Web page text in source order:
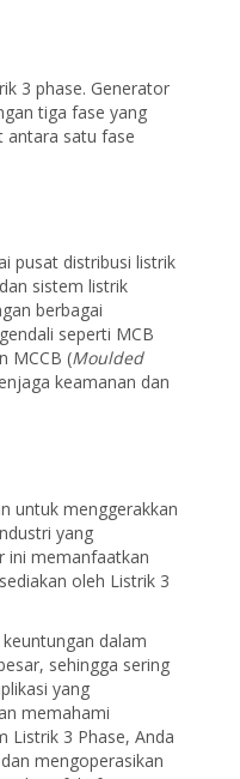
3 phase. Generator
tiga fase yang
antara satu fase
pusat distribusi listrik
sistem listrik
berbagai
seperti MCB
MCCB (Moulded
keamanan dan
untuk menggerakkan
yang
ini memanfaatkan
oleh Listrik 3
dalam
sehingga sering
yang
memahami
Listrik 3 Phase, Anda
mengoperasikan